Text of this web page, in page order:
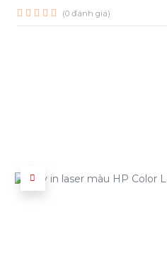
(0 đánh giá)